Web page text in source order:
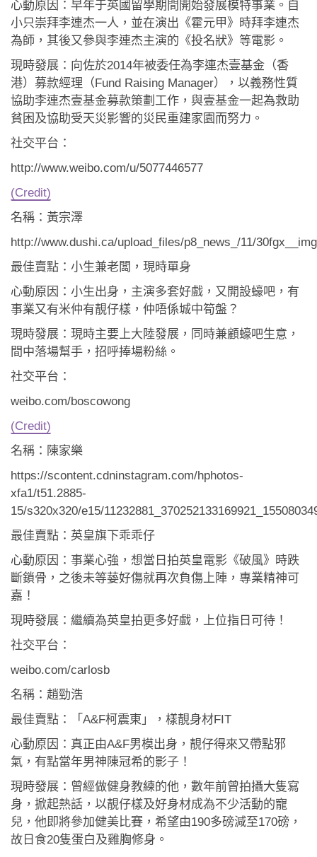
心動原因：早年于英國留學期間開始發展模特事業。自
小只崇拜李連杰一人，並在演出《霍元甲》時拜李連杰
為師，其後又參與李連杰主演的《投名狀》等電影。
現時發展：向佐於2014年被委任為李連杰壹基金（香
港）募款經理（Fund Raising Manager），以義務性質
協助李連杰壹基金募款策劃工作，與壹基金一起為救助
貧困及協助受天災影響的災民重建家園而努力。
社交平台：
http://www.weibo.com/u/5077446577
(Credit)
名稱：黃宗澤
http://www.dushi.ca/upload_files/p8_news_/11/
最佳賣點：小生兼老闆，現時單身
心動原因：小生出身，主演多套好戲，又開設蠔吧，有
事業又有米仲有靚仔樣，仲唔係城中筍盤？
現時發展：現時主要上大陸發展，同時兼顧蠔吧生意，
間中落場幫手，招呼捧場粉絲。
社交平台：
weibo.com/boscowong
(Credit)
名稱：陳家樂
https://scontent.cdninstagram.com/hphotos-
xfa1/t51.2885-
15/s320x320/e15/
最佳賣點：英皇旗下乖乖仔
心動原因：事業心強，想當日拍英皇電影《破風》時跌
斷鎖骨，之後未等蒆好傷就再次負傷上陣，專業精神可
嘉！
現時發展：繼續為英皇拍更多好戲，上位指日可待！
社交平台：
weibo.com/carlosb
名稱：趙勁浩
最佳賣點：「A&F柯震東」，樣靚身材FIT
心動原因：真正由A&F男模出身，靚仔得來又帶點邪
氣，有點當年男神陳冠希的影子！
現時發展：曾經做健身教練的他，數年前曾拍攝大隻寫
身，掀起熱話，以靚仔樣及好身材成為不少活動的寵
兒，他即將參加健美比賽，希望由190多磅減至170磅，
故日食20隻蛋白及雞胸修身。